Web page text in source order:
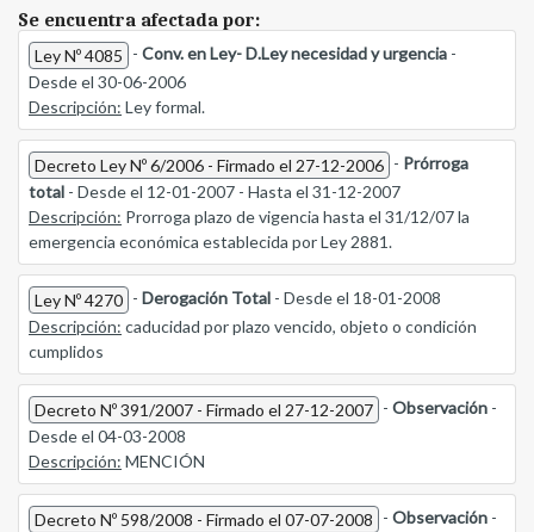
Se encuentra afectada por:
Ley Nº 4085 - Conv. en Ley- D.Ley necesidad y urgencia -
Desde el 30-06-2006
Descripción: Ley formal.
Decreto Ley Nº 6/2006 - Firmado el 27-12-2006 - Prórroga
total - Desde el 12-01-2007 - Hasta el 31-12-2007
Descripción: Prorroga plazo de vigencia hasta el 31/12/07 la
emergencia económica establecida por Ley 2881.
Ley Nº 4270 - Derogación Total - Desde el 18-01-2008
Descripción: caducidad por plazo vencido, objeto o condición
cumplidos
Decreto Nº 391/2007 - Firmado el 27-12-2007 - Observación -
Desde el 04-03-2008
Descripción: MENCIÓN
Decreto Nº 598/2008 - Firmado el 07-07-2008 - Observación -